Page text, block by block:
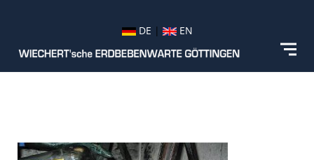
DE | EN